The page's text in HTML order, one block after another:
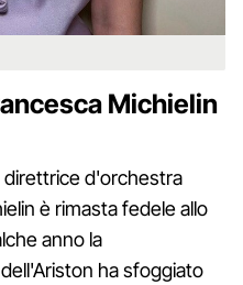
Michielin
direttrice d'orchestra
è rimasta fedele allo
anno la
ha sfoggiato